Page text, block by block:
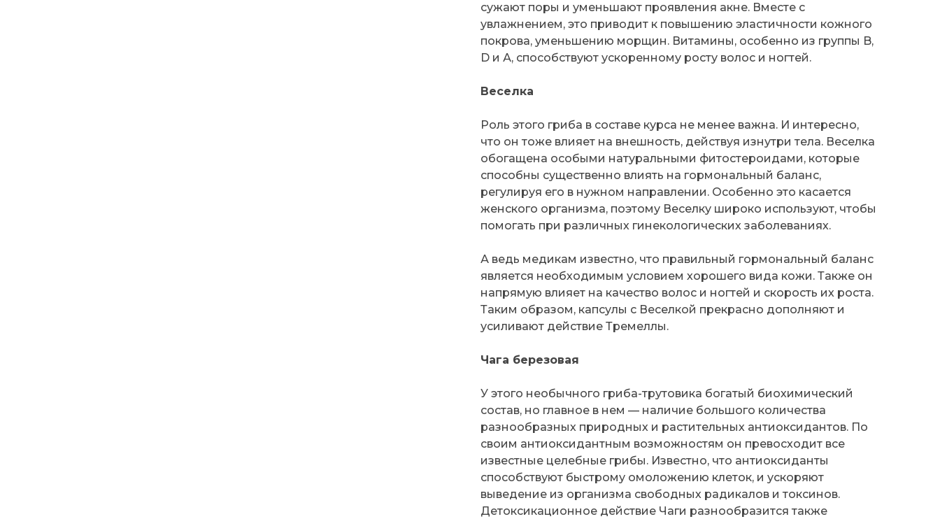
сужают поры и уменьшают проявления акне. Вместе с
увлажнением, это приводит к повышению эластичности кожного
покрова, уменьшению морщин. Витамины, особенно из группы B,
D и А, способствуют ускоренному росту волос и ногтей.
Веселка
Роль этого гриба в составе курса не менее важна. И интересно,
что он тоже влияет на внешность, действуя изнутри тела. Веселка
обогащена особыми натуральными фитостероидами, которые
способны существенно влиять на гормональный баланс,
регулируя его в нужном направлении. Особенно это касается
женского организма, поэтому Веселку широко используют, чтобы
помогать при различных гинекологических заболеваниях.
А ведь медикам известно, что правильный гормональный баланс
является необходимым условием хорошего вида кожи. Также он
напрямую влияет на качество волос и ногтей и скорость их роста.
Таким образом, капсулы с Веселкой прекрасно дополняют и
усиливают действие Тремеллы.
Чага березовая
У этого необычного гриба-трутовика богатый биохимический
состав, но главное в нем — наличие большого количества
разнообразных природных и растительных антиоксидантов. По
своим антиоксидантным возможностям он превосходит все
известные целебные грибы. Известно, что антиоксиданты
способствуют быстрому омоложению клеток, и ускоряют
выведение из организма свободных радикалов и токсинов.
Детоксикационное действие Чаги разнообразится также